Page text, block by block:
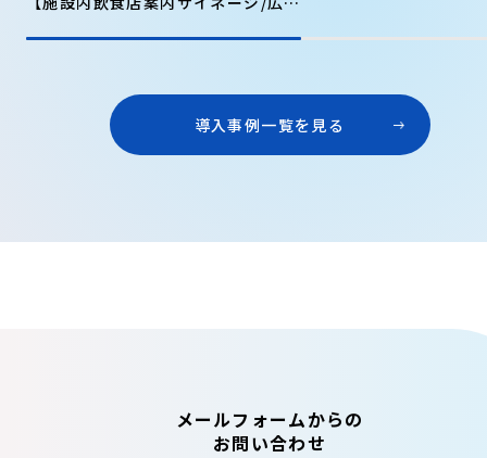
導入事例一覧を見る
メールフォームからの
お問い合わせ